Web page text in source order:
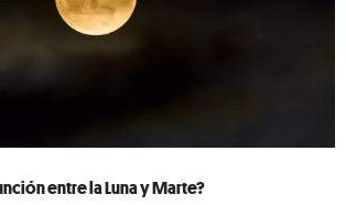
entre la Luna y Marte?